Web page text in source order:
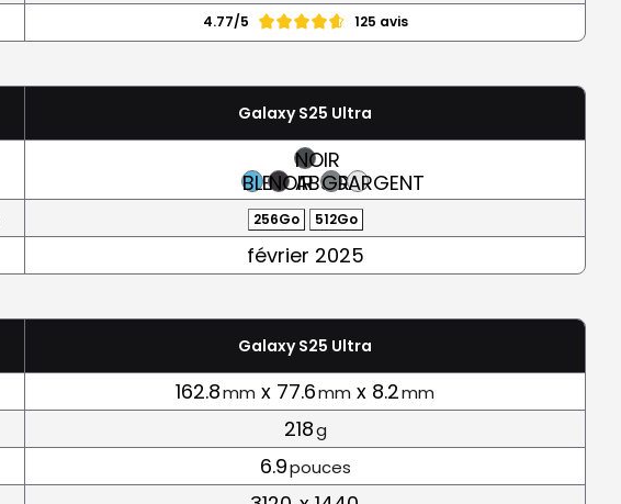
4.77/5 125 avis
Galaxy S25 Ultra
BLEUNOIR
NOIR
ABSOLU
GRISARGENT
256Go 512Go
février 2025
Galaxy S25 Ultra
162.8mm x 77.6mm x 8.2mm
218g
6.9pouces